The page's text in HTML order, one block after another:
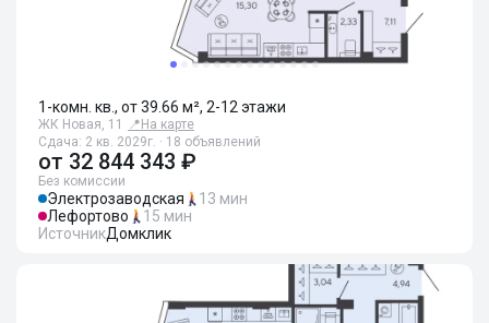
1-комн. кв., от 39.66 м², 2-12 этажи
ЖК Новая, 11 📍 На карте
Сдача: 2 кв. 2029г. · 18 объявлений
от 32 844 343 ₽
Без комиссии
Электрозаводская
13 мин
Лефортово
15 мин
ИсточникДомклик